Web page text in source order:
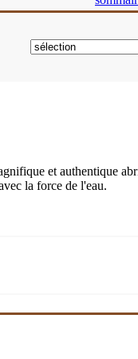
et authentique
la force de l'eau.